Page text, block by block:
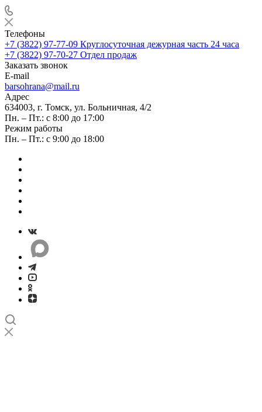
Телефоны
+7 (3822) 97-77-09 Круглосуточная дежурная часть 24 часа
+7 (3822) 97-70-27 Отдел продаж
Заказать звонок
E-mail
barsohrana@mail.ru
Адрес
634003, г. Томск, ул. Больничная, 4/2
Пн. – Пт.: с 8:00 до 17:00
Режим работы
Пн. – Пт.: с 9:00 до 18:00